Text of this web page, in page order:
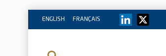
FRANÇAIS
ENGLISH